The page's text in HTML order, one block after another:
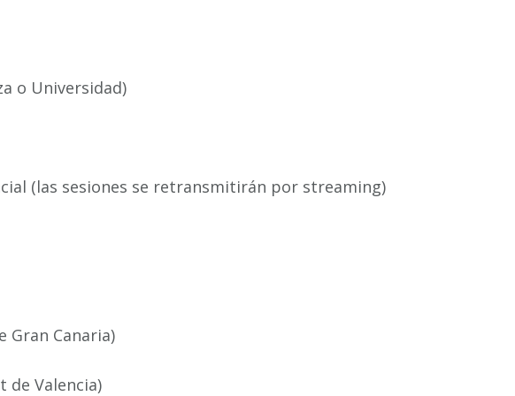
o Universidad)
(las sesiones se retransmitirán por streaming)
Gran Canaria)
de Valencia)